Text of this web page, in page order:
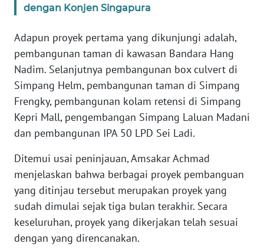
dengan Konjen Singapura
Adapun proyek pertama yang dikunjungi adalah,
pembangunan taman di kawasan Bandara Hang
Nadim. Selanjutnya pembangunan box culvert di
Simpang Helm, pembangunan taman di Simpang
Frengky, pembangunan kolam retensi di Simpang
Kepri Mall, pengembangan Simpang Laluan Madani
dan pembangunan IPA 50 LPD Sei Ladi.
Ditemui usai peninjauan, Amsakar Achmad
menjelaskan bahwa berbagai proyek pembanguan
yang ditinjau tersebut merupakan proyek yang
sudah dimulai sejak tiga bulan terakhir. Secara
keseluruhan, proyek yang dikerjakan telah sesuai
dengan yang direncanakan.
Wahana
Regional
WN
SUMUT
WN
JAKARTA
WN
JABAR
WN
BANTEN
WN